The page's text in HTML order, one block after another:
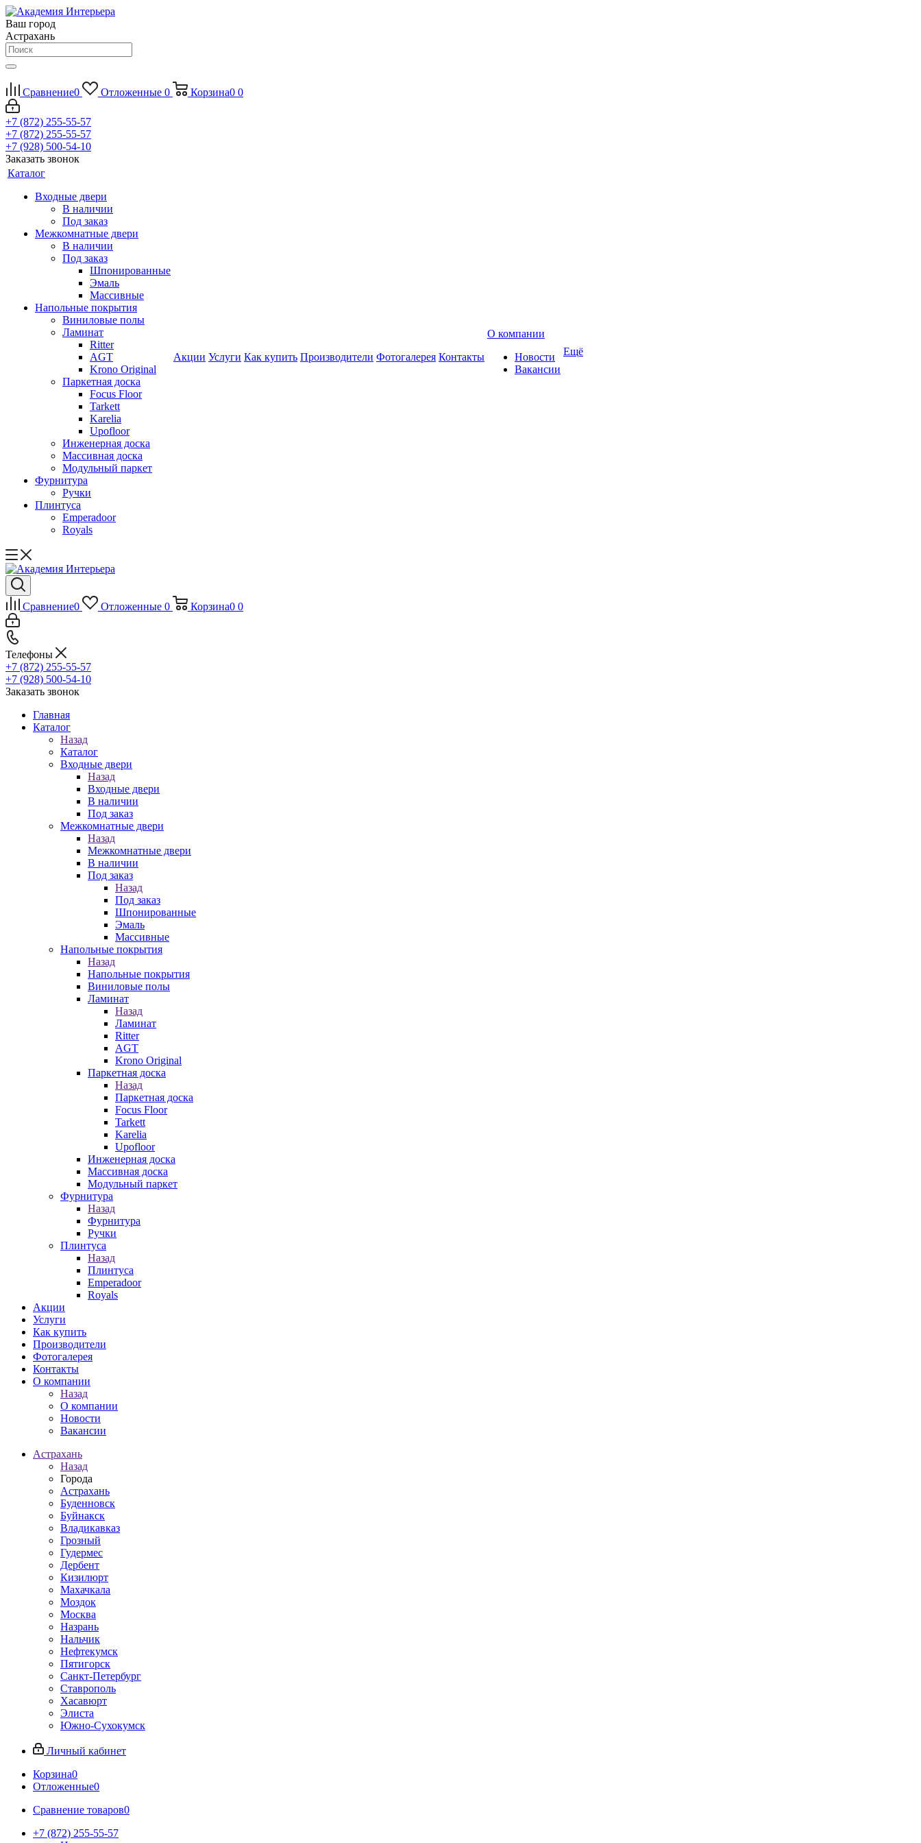
Ваш город
Астрахань
Сравнение0 Отложенные 0 Корзина0 0
+7 (872) 255-55-57
+7 (872) 255-55-57
+7 (928) 500-54-10
Заказать звонок
Каталог
Входные двери
В наличии
Под заказ
Межкомнатные двери
В наличии
Под заказ
Шпонированные
Эмаль
Массивные
Напольные покрытия
Виниловые полы
Ламинат
Ritter
AGT
Krono Original
Паркетная доска
Focus Floor
Tarkett
Karelia
Upofloor
Инженерная доска
Массивная доска
Модульный паркет
Фурнитура
Ручки
Плинтуса
Emperadoor
Royals
Акции Услуги Как купить Производители Фотогалерея Контакты
О компании
Новости
Вакансии
Ещё
Сравнение0 Отложенные 0 Корзина0 0
Телефоны
+7 (872) 255-55-57
+7 (928) 500-54-10
Заказать звонок
Главная
Каталог
Назад
Каталог
Входные двери
Назад
Входные двери
В наличии
Под заказ
Межкомнатные двери
Назад
Межкомнатные двери
В наличии
Под заказ
Назад
Под заказ
Шпонированные
Эмаль
Массивные
Напольные покрытия
Назад
Напольные покрытия
Виниловые полы
Ламинат
Назад
Ламинат
Ritter
AGT
Krono Original
Паркетная доска
Назад
Паркетная доска
Focus Floor
Tarkett
Karelia
Upofloor
Инженерная доска
Массивная доска
Модульный паркет
Фурнитура
Назад
Фурнитура
Ручки
Плинтуса
Назад
Плинтуса
Emperadoor
Royals
Акции
Услуги
Как купить
Производители
Фотогалерея
Контакты
О компании
Назад
О компании
Новости
Вакансии
Астрахань
Назад
Города
Астрахань
Буденновск
Буйнакск
Владикавказ
Грозный
Гудермес
Дербент
Кизилюрт
Махачкала
Моздок
Москва
Назрань
Нальчик
Нефтекумск
Пятигорск
Санкт-Петербург
Ставрополь
Хасавюрт
Элиста
Южно-Сухокумск
Личный кабинет
Корзина0
Отложенные0
Сравнение товаров0
+7 (872) 255-55-57